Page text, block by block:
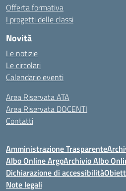
Offerta formativa
I progetti delle classi
Novità
Le notizie
Le circolari
Calendario eventi
Area Riservata ATA
Area Riservata DOCENTI
Contatti
Amministrazione Trasparente
Albo Online ArgoArchivio Albo
Dichiarazione di accessibilità
Note legali